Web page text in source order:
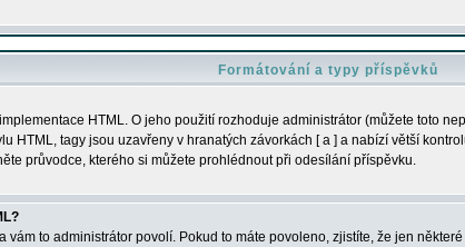
Formátování a typy příspěvků
HTML. O jeho použití rozhoduje administrátor (můžete toto
HTML, tagy jsou uzavřeny v hranatých závorkách [ a ] a nabízí větší
průvodce, kterého si můžete prohlédnout při odesílání příspěvku.
vám to administrátor povolí. Pokud to máte povoleno, zjistíte, že jen